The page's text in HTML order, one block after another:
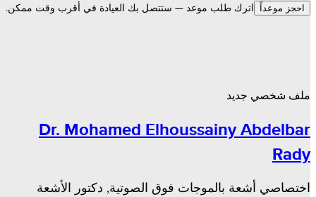
احجز موعداً اترك طلب موعد — ستتصل بك العيادة في أقرب وقت ممكن.
ملف شخصي جديد
Dr. Mohamed Elhoussainy Abdelbar
Rady
اختصاصي أشعة بالموجات فوق الصوتية, دكتور الأشعة